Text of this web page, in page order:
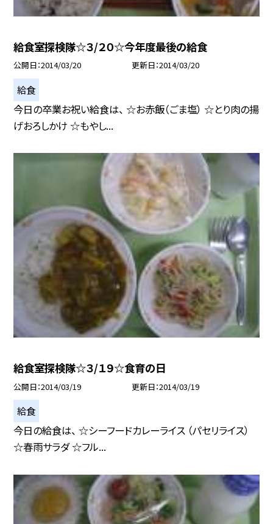
給食室探検隊☆３/２０☆今年度最後の給食
公開日 2014/03/20 更新日 2014/03/20
給食
今日の卒業お祝い給食は、 ☆お赤飯（ごま塩） ☆とり肉の揚
げおろしかけ ☆もやし...
給食室探検隊☆３/１９☆食育の日
公開日 2014/03/19 更新日 2014/03/19
給食
今日の給食は、 ☆シーフードカレーライス （パセリライス）
☆春雨サラダ ☆フル...